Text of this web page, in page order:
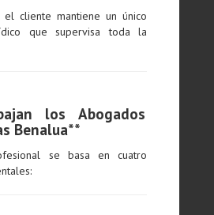
cliente mantiene un único
que supervisa toda la
los Abogados
Benalua**
se basa en cuatro